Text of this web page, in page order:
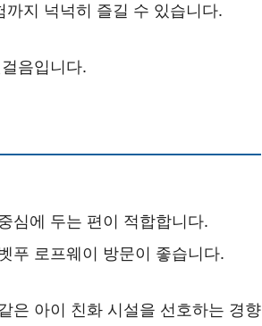
지 넉넉히 즐길 수 있습니다.
음입니다.
심에 두는 편이 적합합니다.
푸 로프웨이 방문이 좋습니다.
은 아이 친화 시설을 선호하는 경향